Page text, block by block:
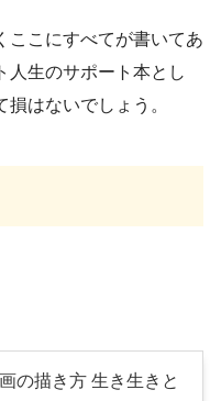
ここにすべてが書いてあ
人生のサポート本とし
はないでしょう。
の描き方 生き生きと